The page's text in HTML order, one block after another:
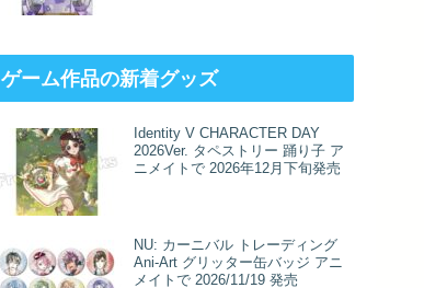
ゲーム作品の新着グッズ
Identity V CHARACTER DAY
2026Ver. タペストリー 踊り子 ア
ニメイトで 2026年12月下旬発売
NU: カーニバル トレーディング
Ani-Art グリッター缶バッジ アニ
メイトで 2026/11/19 発売